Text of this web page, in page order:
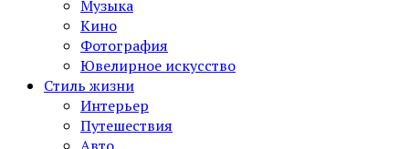
Музыка
Кино
Фотография
Ювелирное искусство
Стиль жизни
Интерьер
Путешествия